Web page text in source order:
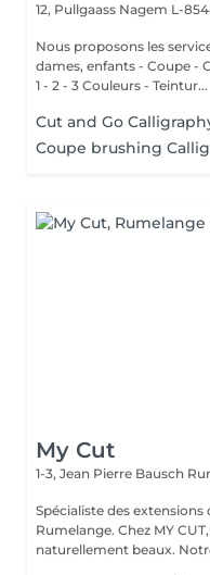
12, Pullgaass Nagem L-
Nous proposons les services suivants: -
dames, enfants - Coupe - Cut
1 - 2 - 3 Couleurs - Teintur...
Cut and Go
Coupe brushing
My Cut
1-3, Jean Pierre Bausch
Spécialiste des
Rumelange. Chez MY CUT, tout tourne autour des cheveux